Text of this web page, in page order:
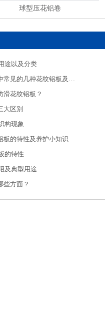
球型压花铝卷
途以及分类
铝板厂介绍生活中常见的几种花纹铝板及应用
滑花纹铝板？
大区别
构现象
板的特性及养护小知识
的特性
及典型用途
些方面？